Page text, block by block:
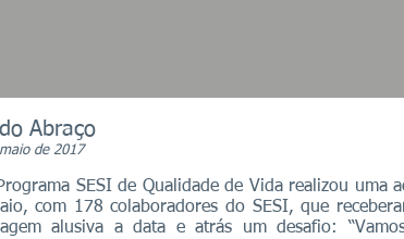
Abraço
de 2017
SESI de Qualidade de Vida realizou uma
com 178 colaboradores do SESI, que
alusiva a data e atrás um desafio: